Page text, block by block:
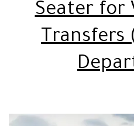
Seater for
Transfers